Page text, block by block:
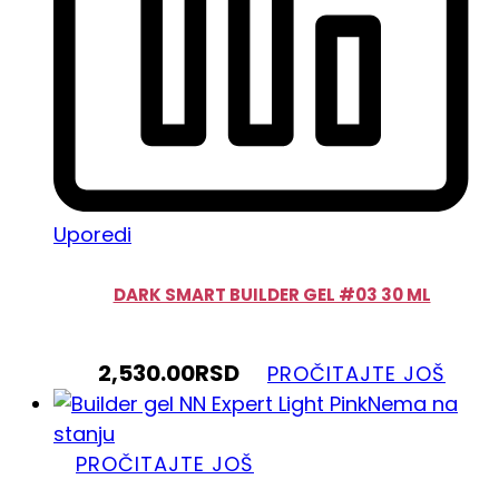
Uporedi
DARK SMART BUILDER GEL #03 30 ML
2,530.00RSD
PROČITAJTE JOŠ
Nema na
stanju
PROČITAJTE JOŠ